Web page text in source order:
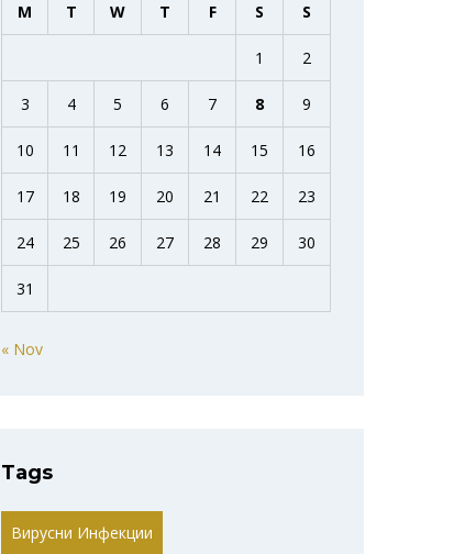
M T W T F S S
1 2
3 4 5 6 7 8 9
10 11 12 13 14 15 16
17 18 19 20 21 22 23
24 25 26 27 28 29 30
31
« Nov
Tags
Вирусни Инфекции